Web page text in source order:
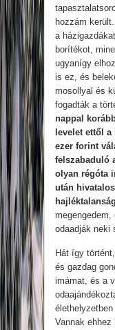
hozzám
a
borítékot,
ugyanígy
is ez, és
mosollyal és
fogadták a
nappal
levelet ettől
ezer forint
felszabaduló
olyan régóta
után
odaadják neki
Hát így
és gazdag
imámat, és a
Vannak